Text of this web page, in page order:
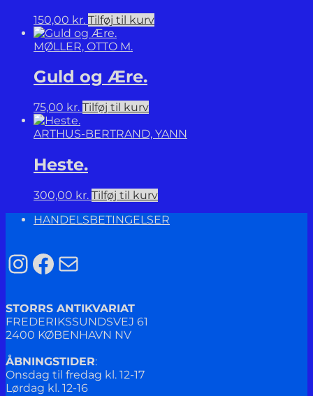
150,00 kr. Tilføj til kurv
MØLLER, OTTO M.
Guld og Ære.
75,00 kr. Tilføj til kurv
ARTHUS-BERTRAND, YANN
Heste.
300,00 kr. Tilføj til kurv
HANDELSBETINGELSER
Instagram
Facebook
Mail
STORRS ANTIKVARIAT
FREDERIKSSUNDSVEJ 61
2400 KØBENHAVN NV
ÅBNINGSTIDER:
Onsdag til fredag kl. 12-17
Lørdag kl. 12-16